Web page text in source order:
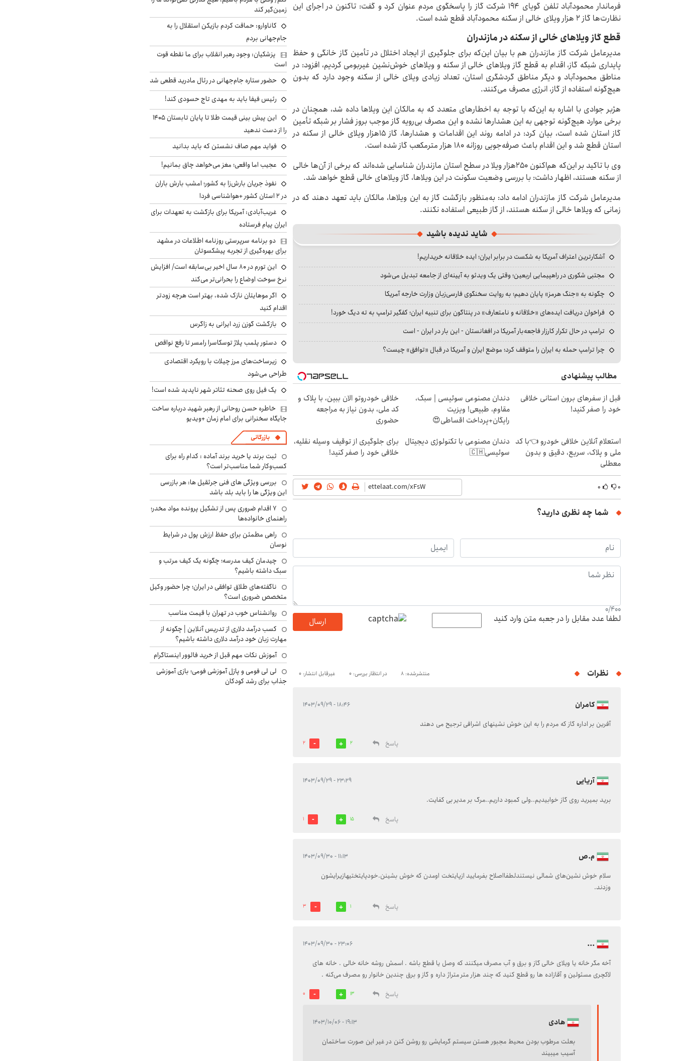
فرماندار محمودآباد تلفن گویای ۱۹۴ شرکت گاز را پاسخگوی مردم عنوان کرد و گفت: تاکنون در اجرای این
نظارت‌ها گاز ۲ هزار ویلای خالی از سکنه محمودآباد قطع شده است.
قطع گاز ویلاهای خالی از سکنه در مازندران
مدیرعامل شرکت گاز مازندران هم با بیان این‌که برای جلوگیری از ایجاد اختلال در تأمین گاز خانگی و حفظ
پایداری شبکه گاز، اقدام به قطع گاز ویلاهای خالی از سکنه و ویلاهای خوش‌نشین غیربومی کردیم، افزود: در
مناطق محمودآباد و دیگر مناطق گردشگری استان، تعداد زیادی ویلای خالی از سکنه وجود دارد که بدون
هیچ‌گونه استفاده از گاز، انرژی مصرف می‌کنند.
هژبر جوادی با اشاره به این‌که با توجه به اخطارهای متعدد که به مالکان این ویلاها داده شد، همچنان در
برخی موارد هیچ‌گونه توجهی به این هشدارها نشده و این مصرف بی‌رویه گاز موجب بروز فشار بر شبکه تأمین
گاز استان شده است، بیان کرد: در ادامه روند این اقدامات و هشدارها، گاز ۱۵هزار ویلای خالی از سکنه در
استان قطع شد و این اقدام باعث صرفه‌جویی روزانه ۱۸۰ هزار مترمکعب گاز شده است.
وی با تاکید بر این‌که هم‌اکنون ۲۵۰هزار ویلا در سطح استان مازندران شناسایی شده‌اند که برخی از آن‌ها خالی
از سکنه هستند، اظهار داشت: با بررسی وضعیت سکونت در این ویلاها، گاز ویلاهای خالی قطع خواهد شد.
مدیرعامل شرکت گاز مازندران ادامه داد: به‌منظور بازگشت گاز به این ویلاها، مالکان باید تعهد دهند که در
زمانی که ویلاها خالی از سکنه هستند، از گاز طبیعی استفاده نکنند.
شاید ندیده باشید
آشکارترین اعتراف آمریکا به شکست در برابر ایران؛ ایده خلاقانه خریداریم!
مجتبی شکوری در راهپیمایی اربعین؛ وقتی یک ویدئو به آیینه‌ای از جامعه تبدیل می‌شود
چگونه به «جنگ هرمز» پایان دهیم؛ به روایت سخنگوی فارسی‌زبان وزارت خارجه آمریکا
فراخوان دریافت ایده‌های «خلاقانه و نامتعارف» در پنتاگون برای تنبیه ایران؛ کفگیر ترامپ به ته دیگ خورد!
ترامپ در حال تکرار کارزار فاجعه‌بار آمریکا در افغانستان - این بار در ایران - است
چرا ترامپ حمله به ایران را متوقف کرد؛ موضع ایران و آمریکا در قبال «توافق» چیست؟
مطالب پیشنهادی
قبل از سفرهای برون استانی خلافی
خود را صفر کنید!
دندان مصنوعی سوئیسی | سبک،
مقاوم، طبیعی! ویزیت
رایگان+پرداخت اقساطی😍
خلافی خودروتو الان ببین، با پلاک و
کد ملی، بدون نیاز به مراجعه
حضوری
استعلام آنلاین خلافی خودرو 👈با کد
ملی و پلاک، سریع، دقیق و بدون
معطلی
دندان مصنوعی با تکنولوژی دیجیتال
سوئیسی🇨🇭
برای جلوگیری از توقیف وسیله نقلیه،
خلافی خود را صفر کنید!
۰ ۰
شما چه نظری دارید؟
0/400
لطفا عدد مقابل را در جعبه متن وارد کنید ارسال
نظرات منتشرشده: 8 در انتظار بررسی: 0 غیرقابل انتشار: 0
کامران ۱۸:۴۶ - ۱۴۰۳/۰۹/۲۹
آفرین بر اداره گاز که مردم را به این خوش نشینهای اشرافی ترجیح می دهند
پاسخ
2
2
آریایی ۲۳:۲۹ - ۱۴۰۳/۰۹/۲۹
برید بمیرید روی گاز خوابیدیم..ولی کمبود داریم..مرگ بر مدیر بی کفایت.
پاسخ
15
1
م.ص ۱۱:۱۳ - ۱۴۰۳/۰۹/۳۰
سلام خوش نشین‌های شمالی نیستندلطفااصلاح بفرمایید ازپایتخت اومدن که خوش بشینن.خودپایتختیهازیرایشون
وزدند.
پاسخ
1
3
... ۲۳:۰۶ - ۱۴۰۳/۰۹/۳۰
آخه مگر خانه یا ویلای خالی گاز و برق و آب مصرف میکنند که وصل یا قطع باشه . اسمش روشه خانه خالی . خانه های
لاکچری مسئولین و آقازاده ها رو قطع کنید که چند هزار متر متراژ داره و گاز و برق چندین خانوار رو مصرف می‌کنه .
پاسخ
13
0
هادی ۱۹:۱۳ - ۱۴۰۳/۱۰/۰۶
بعلت مرطوب بودن محیط مجبور هستن سیستم گرمایشی رو روشن کنن در غیر این صورت ساختمان
آسیب میبیند
زمین‌گیر کند
کاناوارو: حماقت کردم بازیکن استقلال را به
جام‌جهانی بردم
پزشکیان: وجود رهبر انقلاب برای ما نقطه قوت
است
حضور ستاره جام‌جهانی در رئال مادرید قطعی شد
رئیس فیفا باید به مهدی تاج حسودی کند!
این پیش بینی قیمت طلا تا پایان تابستان ۱۴۰۵
را از دست ندهید
فواید مهم صاف نشستن که باید بدانید
عجیب اما واقعی؛ مغز می‌خواهد چاق بمانیم!
نفوذ جریان بارش‌زا به کشور؛ امشب بارش باران
در ۲ استان کشور +هواشناسی فردا
غریب‌آبادی: آمریکا برای بازگشت به تعهدات برای
ایران پیام فرستاده
دو برنامه سرپرستی روزنامه اطلاعات در مشهد
برای بهره‌گیری از تجربه پیشکسوتان
این تورم در ۸۰ سال اخیر بی‌سابقه است/ افزایش
نرخ سوخت اوضاع را بحرانی‌تر می‌کند
اگر موهایتان نازک شده، بهتر است هرچه زودتر
اقدام کنید
بازگشت گوزن زرد ایرانی به زاگرس
دستور پلمب پلاژ توسکاسرا رامسر تا رفع نواقص
زیرساخت‌های مرز چیلات با رویکرد اقتصادی
طراحی می‌شود
یک فیل روی صحنه تئاتر شهر ناپدید شده است!
خاطره حسن روحانی از رهبر شهید درباره ساخت
جایگاه سخنرانی برای امام زمان +ویدیو
بازرگانی
ثبت برند یا خرید برند آماده : کدام راه برای
کسب‌وکار شما مناسب‌تر است؟
بررسی ویژگی های فنی جرثقیل ها: هر بازرسی
این ویژگی ها را باید بلد باشد
۷ اقدام ضروری پس از تشکیل پرونده مواد مخدر؛
راهنمای خانواده‌ها
راهی مطمئن برای حفظ ارزش پول در شرایط
نوسان
چیدمان کیف مدرسه؛ چگونه یک کیف مرتب و
سبک داشته باشیم؟
ناگفته‌های طلاق توافقی در ایران؛ چرا حضور وکیل
متخصص ضروری است؟
روانشناس خوب در تهران با قیمت مناسب
کسب درآمد دلاری از تدریس آنلاین | چگونه از
مهارت زبان خود درآمد دلاری داشته باشیم؟
آموزش نکات مهم قبل از خرید فالوور اینستاگرام
لی لی فومی و پازل آموزشی فومی؛ بازی آموزشی
جذاب برای رشد کودکان